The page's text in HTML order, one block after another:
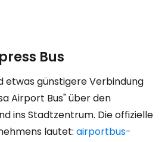
Bus
etwas günstigere Verbindung
Airport Bus" über den
ins Stadtzentrum. Die offizielle
lautet: airportbus-